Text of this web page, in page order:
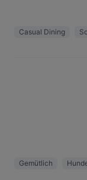
Casual Dining
Gemütlich